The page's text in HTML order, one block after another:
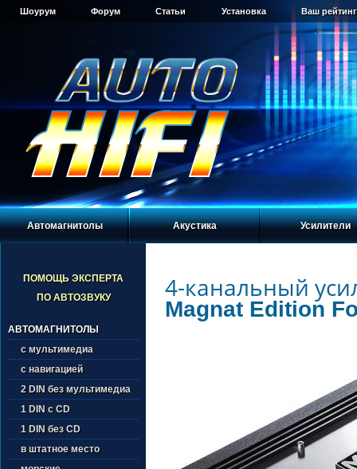
Шоурум Форум Статьи Установка Ваш
Автомагнитолы Акустика Усилители
ПОМОЩЬ ЭКСПЕРТА
ПО АВТОЗВУКУ
АВТОМАГНИТОЛЫ
с мультимедиа
с навигацией
2 DIN без мультимедиа
1 DIN с CD
1 DIN без CD
в штатное место
4-канальный
Magnat Edition